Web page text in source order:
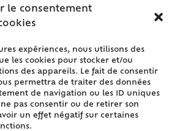
le consentement
expériences, nous utilisons des
les cookies pour stocker et/ou
des appareils. Le fait de consentir
permettra de traiter des données
de navigation ou les ID uniques
pas consentir ou de retirer son
un effet négatif sur certaines
12h & 13h30 – 16h30
RAPIDE
Accueil
Contact
Plan du site
Mentions légales